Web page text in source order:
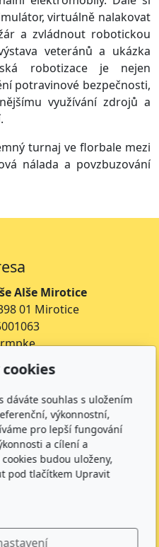
virtuálně nalakovat
a zvládnout robotickou
veteránů a ukázka
robotizace je nejen
potravinové bezpečnosti,
využívání zdrojů a
turnaj ve florbale mezi
nálada a povzbuzování
Alše Mirotice
01 Mirotice
35-643227399/0800
643227399/0800
- Ředitel školy
ředitele pro předškolní
- Školní jídelna
dáváte souhlas s uložením
výkonnostní,
pro lepší fungování
a cílení a
budou uloženy,
pod tlačítkem Upravit